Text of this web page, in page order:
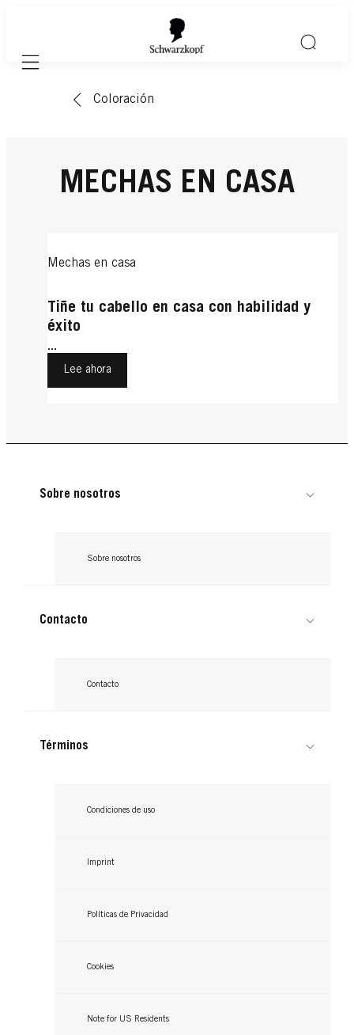
Mobile navigation
Coloración
MECHAS EN CASA
Mechas en casa
Tiñe tu cabello en casa con habilidad y
éxito
...
Lee ahora
Sobre nosotros
Sobre nosotros
Contacto
Contacto
Términos
Condiciones de uso
Imprint
Políticas de Privacidad
Cookies
Note for US Residents